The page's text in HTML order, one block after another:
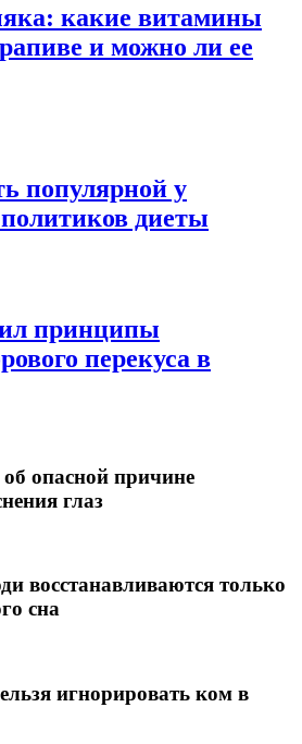
какие витамины
и можно ли ее
популярной у
диеты
принципы
перекуса в
опасной причине
глаз
восстанавливаются только
сна
игнорировать ком в